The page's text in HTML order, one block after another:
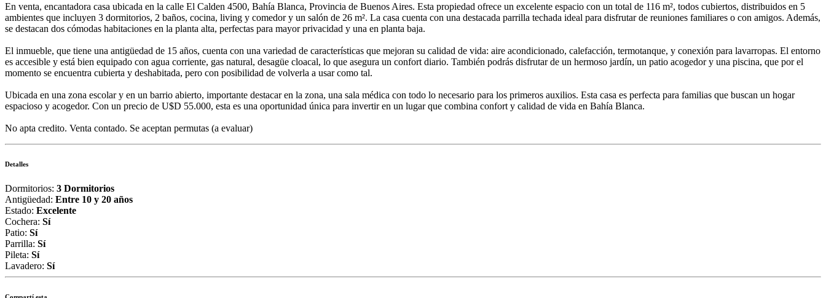
En venta, encantadora casa ubicada en la calle El Calden 4500, Bahía Blanca, Provincia de Buenos Aires. Esta propiedad ofrece un excelente espacio con un total de 116 m², todos cubiertos, distribuidos en 5
ambientes que incluyen 3 dormitorios, 2 baños, cocina, living y comedor y un salón de 26 m². La casa cuenta con una destacada parrilla techada ideal para disfrutar de reuniones familiares o con amigos. Además,
se destacan dos cómodas habitaciones en la planta alta, perfectas para mayor privacidad y una en planta baja.
El inmueble, que tiene una antigüedad de 15 años, cuenta con una variedad de características que mejoran su calidad de vida: aire acondicionado, calefacción, termotanque, y conexión para lavarropas. El entorno
es accesible y está bien equipado con agua corriente, gas natural, desagüe cloacal, lo que asegura un confort diario. También podrás disfrutar de un hermoso jardín, un patio acogedor y una piscina, que por el
momento se encuentra cubierta y deshabitada, pero con posibilidad de volverla a usar como tal.
Ubicada en una zona escolar y en un barrio abierto, importante destacar en la zona, una sala médica con todo lo necesario para los primeros auxilios. Esta casa es perfecta para familias que buscan un hogar
espacioso y acogedor. Con un precio de U$D 55.000, esta es una oportunidad única para invertir en un lugar que combina confort y calidad de vida en Bahía Blanca.
No apta credito. Venta contado. Se aceptan permutas (a evaluar)
Detalles
Dormitorios: 3 Dormitorios
Antigüedad: Entre 10 y 20 años
Estado: Excelente
Cochera: Sí
Patio: Sí
Parrilla: Sí
Pileta: Sí
Lavadero: Sí